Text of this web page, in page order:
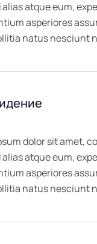
alias atque eum,
asperiores
natus nesciunt
dolor sit amet,
alias atque eum,
asperiores
natus nesciunt